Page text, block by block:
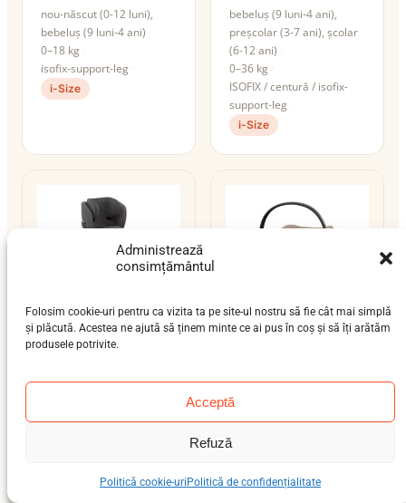
Administrează
consimțământul
Folosim cookie-uri pentru ca vizita ta pe site-ul nostru să fie cât mai simplă
și plăcută. Acestea ne ajută să ținem minte ce ai pus în coș și să îți arătăm
produsele potrivite.
Acceptă
Refuză
Politică cookie-uri Politică de confidențialitate
nou-născut (0-12 luni),
bebeluș (9 luni-4 ani)
0–18 kg
isofix-support-leg
i-Size
bebeluș (9 luni-4 ani),
preșcolar (3-7 ani), școlar
(6-12 ani)
0–36 kg
ISOFIX / centură / isofix-
support-leg
i-Size
Size
preșcolar (3-7 ani), școlar
0–13 kg
ISOFIX / centură / isofix-
support-leg